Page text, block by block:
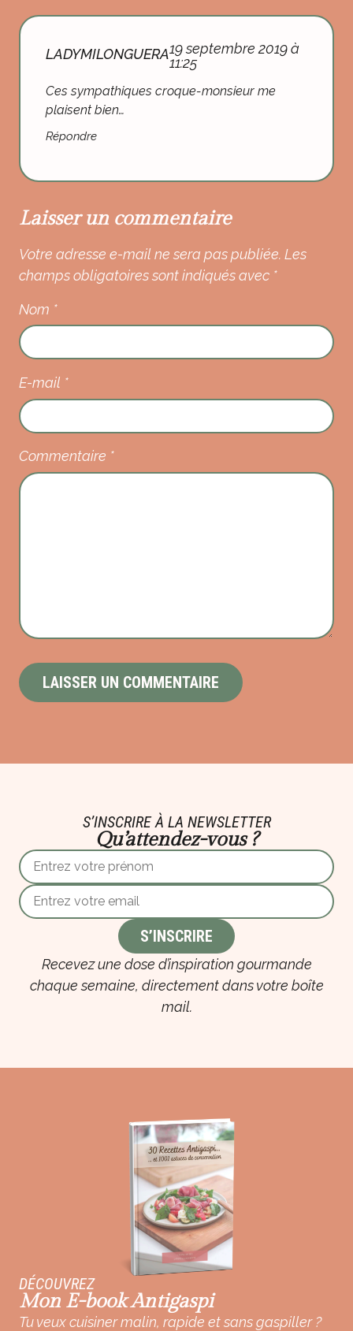
LADYMILONGUERA19 septembre 2019 à
11:25
Ces sympathiques croque-monsieur me
plaisent bien…
Répondre
Laisser un commentaire
Votre adresse e-mail ne sera pas publiée. Les
champs obligatoires sont indiqués avec *
Commentaire *
Nom *
E-mail *
S’INSCRIRE À LA NEWSLETTER
Qu’attendez-vous ?
Recevez une dose d’inspiration gourmande
chaque semaine, directement dans votre boîte
mail.
DÉCOUVREZ
Mon E-book Antigaspi
Tu veux cuisiner malin, rapide et sans gaspiller ?